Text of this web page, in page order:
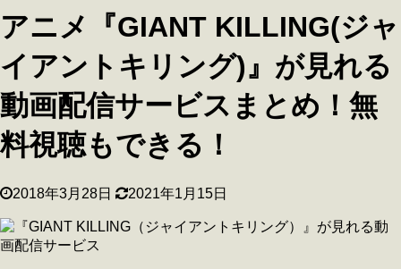
アニメ『GIANT KILLING(ジャ
イアントキリング)』が見れる
動画配信サービスまとめ！無
料視聴もできる！
2018年3月28日 2021年1月15日